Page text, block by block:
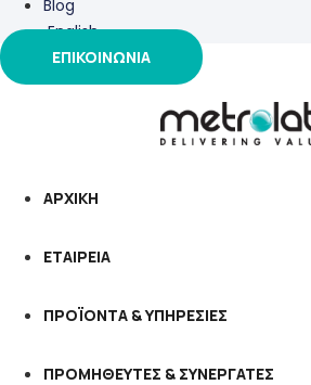
Blog
English
ΕΠΙΚΟΙΝΩΝΙΑ
ΑΡΧΙΚΗ
ΕΤΑΙΡΕΙΑ
ΠΡΟΪΟΝΤΑ & ΥΠΗΡΕΣΙΕΣ
ΠΡΟΜΗΘΕΥΤΕΣ & ΣΥΝΕΡΓΑΤΕΣ